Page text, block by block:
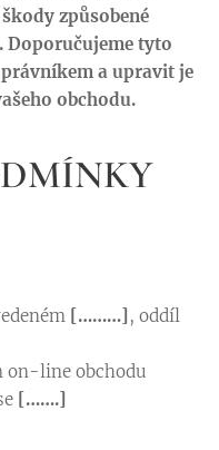
způsobené
tyto
a upravit je
obchodu.
[………] , oddíl
on-line obchodu
[…….]